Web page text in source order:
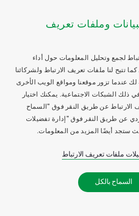
وملفات تعريف
لجمع وتحليل المعلومات حول أداء
تتيح لنا ملفات تعريف الارتباط ولشركائنا
عندما تزور موقعنا ومواقع الويب الأخرى
في ذلك الشبكات الاجتماعية. يمكنك اختيار
الارتباط عن طريق النقر فوق "السماح
عن طريق النقر فوق "إدارة تفضيلات
ستجد أيضًا المزيد من المعلومات.
ملفات تعريف الارتباط
السماح بالكل